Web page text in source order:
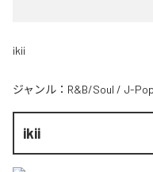
ikii
ジャンル： R&B/Soul / J-Pop
ikii